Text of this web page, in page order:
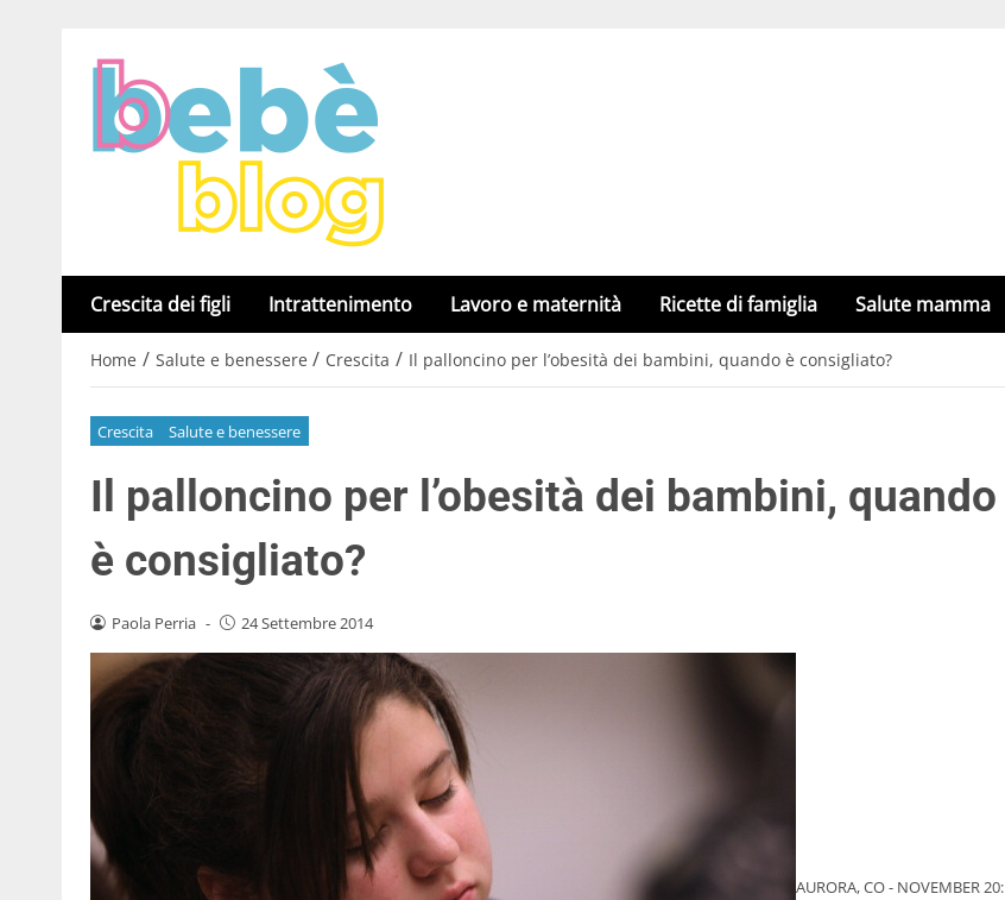
Crescita dei figli Intrattenimento Lavoro e maternità Ricette di famiglia Salute mamma
Home / Salute e benessere / Crescita / Il palloncino per l’obesità dei bambini, quando è consigliato?
Crescita Salute e benessere
Il palloncino per l’obesità dei bambini, quando
è consigliato?
Paola Perria - 24 Settembre 2014
AURORA, CO - NOVEMBER 20: